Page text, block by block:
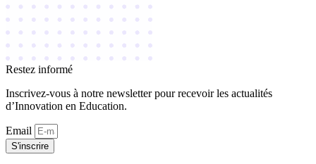
Restez informé
Inscrivez-vous à notre newsletter pour recevoir les actualités
d’Innovation en Education.
Email
S'inscrire